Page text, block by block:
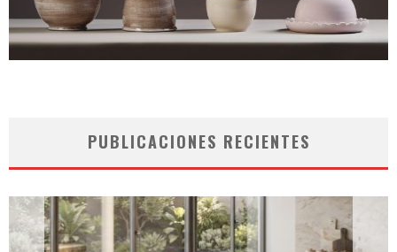
PUBLICACIONES RECIENTES